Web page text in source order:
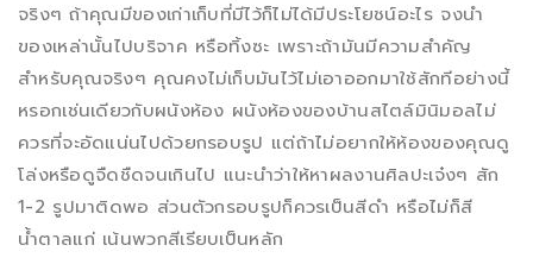
จริงๆ ถ้าคุณมีของเก่าเก็บที่มีไว้ก็ไม่ได้มีประโยชน์อะไร จงนำ
ของเหล่านั้นไปบริจาค หรือทิ้งซะ เพราะถ้ามันมีความสำคัญ
สำหรับคุณจริงๆ คุณคงไม่เก็บมันไว้ไม่เอาออกมาใช้สักทีอย่างนี้
หรอกเช่นเดียวกับผนังห้อง ผนังห้องของบ้านสไตล์มินิมอลไม่
ควรที่จะอัดแน่นไปด้วยกรอบรูป แต่ถ้าไม่อยากให้ห้องของคุณดู
โล่งหรือดูจืดชืดจนเกินไป แนะนำว่าให้หาผลงานศิลปะเจ๋งๆ สัก
1-2 รูปมาติดพอ ส่วนตัวกรอบรูปก็ควรเป็นสีดำ หรือไม่ก็สี
น้ำตาลแก่ เน้นพวกสีเรียบเป็นหลัก